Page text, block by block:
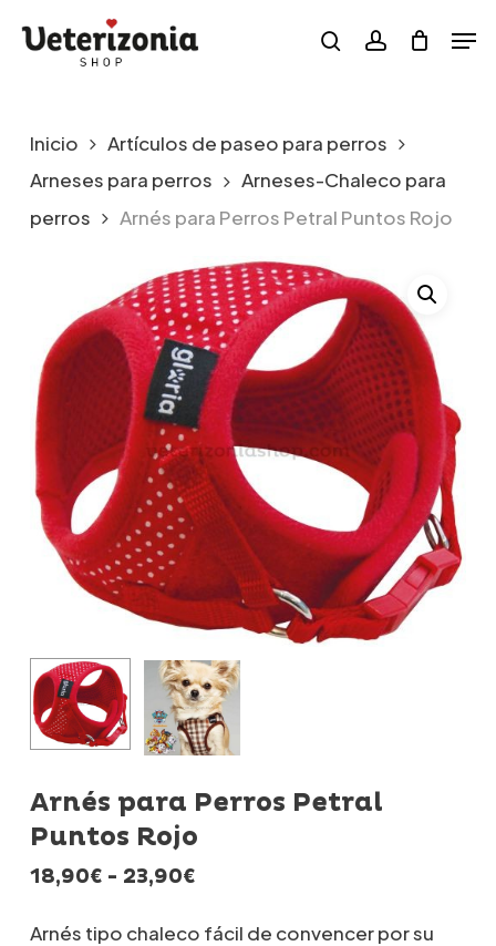
searchaccount
Inicio
Artículos de paseo para perros
Arneses para perros
Arneses-Chaleco para
perros
Arnés para Perros Petral Puntos Rojo
Arnés para Perros Petral
Puntos Rojo
18,90€ - 23,90€Rango
precios:
Arnés tipo chaleco fácil de convencer por su